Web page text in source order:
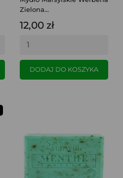
Zielona...
12,00 zł
DODAJ DO KOSZYKA